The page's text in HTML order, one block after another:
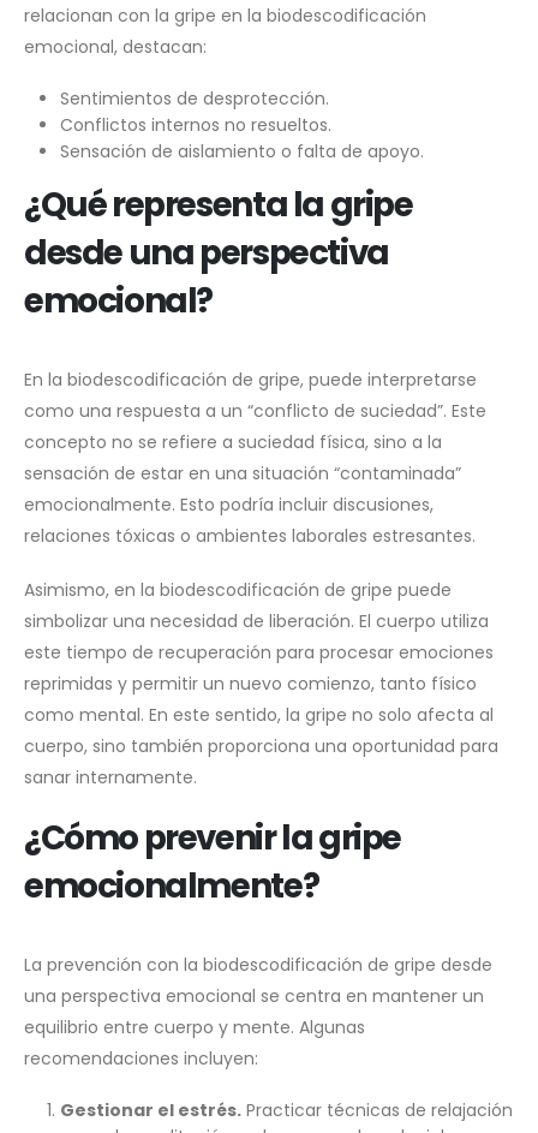
relacionan con la gripe en la biodescodificación
emocional, destacan:
Sentimientos de desprotección.
Conflictos internos no resueltos.
Sensación de aislamiento o falta de apoyo.
¿Qué representa la gripe
desde una perspectiva
emocional?
En la biodescodificación de gripe, puede interpretarse
como una respuesta a un “conflicto de suciedad”. Este
concepto no se refiere a suciedad física, sino a la
sensación de estar en una situación “contaminada”
emocionalmente. Esto podría incluir discusiones,
relaciones tóxicas o ambientes laborales estresantes.
Asimismo, en la biodescodificación de gripe puede
simbolizar una necesidad de liberación. El cuerpo utiliza
este tiempo de recuperación para procesar emociones
reprimidas y permitir un nuevo comienzo, tanto físico
como mental. En este sentido, la gripe no solo afecta al
cuerpo, sino también proporciona una oportunidad para
sanar internamente.
¿Cómo prevenir la gripe
emocionalmente?
La prevención con la biodescodificación de gripe desde
una perspectiva emocional se centra en mantener un
equilibrio entre cuerpo y mente. Algunas
recomendaciones incluyen:
Gestionar el estrés.Practicar técnicas de relajación